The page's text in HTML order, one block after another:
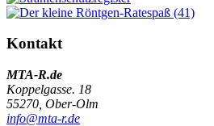
Kontakt
MTA-R.de
Koppelgasse. 18
55270, Ober-Olm
info@mta-r.de